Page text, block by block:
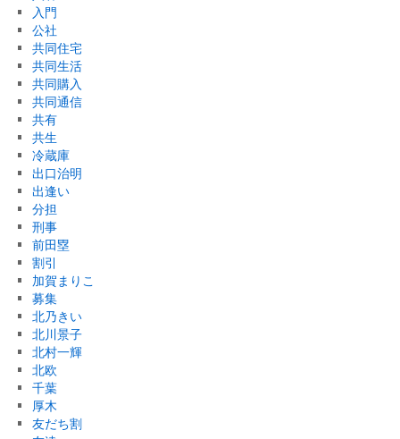
入門
公社
共同住宅
共同生活
共同購入
共同通信
共有
共生
冷蔵庫
出口治明
出逢い
分担
刑事
前田塁
割引
加賀まりこ
募集
北乃きい
北川景子
北村一輝
北欧
千葉
厚木
友だち割